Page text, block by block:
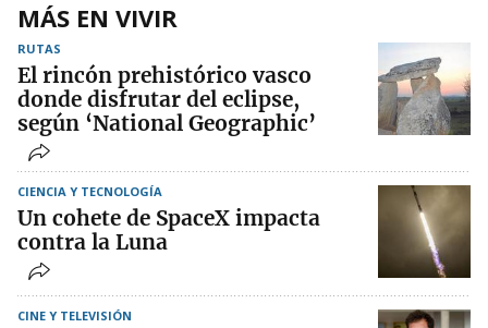
MÁS EN VIVIR
RUTAS
El rincón prehistórico vasco
donde disfrutar del eclipse,
según ‘National Geographic’
CIENCIA Y TECNOLOGÍA
Un cohete de SpaceX impacta
contra la Luna
CINE Y TELEVISIÓN